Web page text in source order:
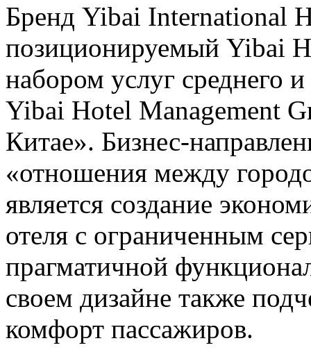
Бренд Yibai International
позиционируемый Yibai
набором услуг среднего
Yibai Hotel Management
Китае». Бизнес-
«отношения между
является создание
отеля с ограниченным
прагматичной
своем дизайне также
комфорт пассажиров.